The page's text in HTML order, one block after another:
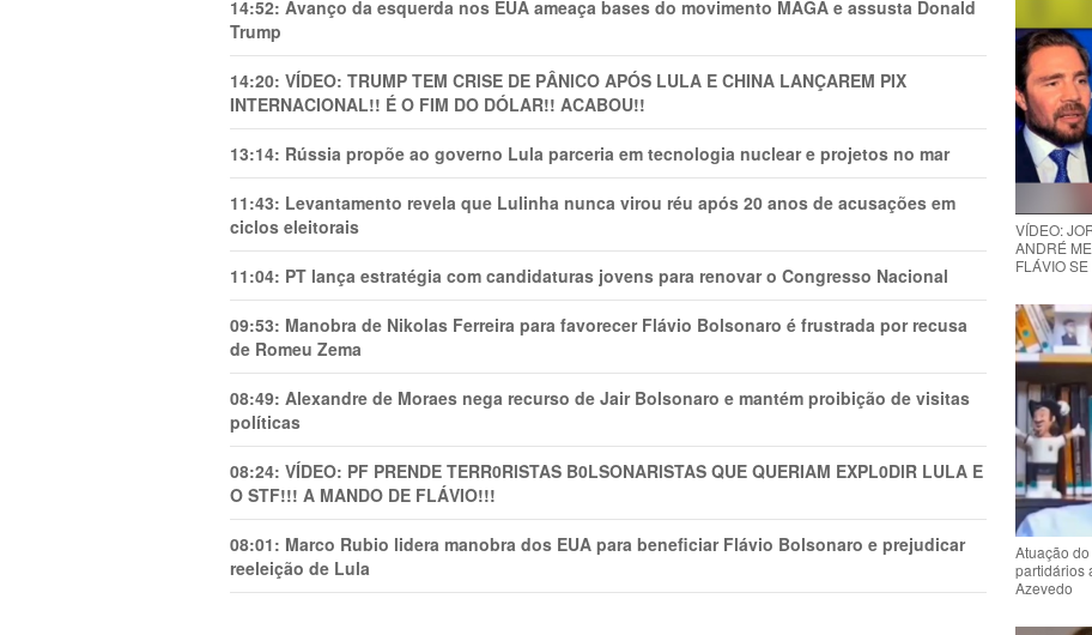
14:52: Avanço da esquerda nos EUA ameaça bases do movimento MAGA e assusta Donald
Trump
14:20: VÍDEO: TRUMP TEM CRlSE DE PÂNlCO APÓS LULA E CHINA LANÇAREM PIX
INTERNACIONAL!! É O FIM DO DÓLAR!! ACABOU!!
13:14: Rússia propõe ao governo Lula parceria em tecnologia nuclear e projetos no mar
11:43: Levantamento revela que Lulinha nunca virou réu após 20 anos de acusações em
ciclos eleitorais
11:04: PT lança estratégia com candidaturas jovens para renovar o Congresso Nacional
09:53: Manobra de Nikolas Ferreira para favorecer Flávio Bolsonaro é frustrada por recusa
de Romeu Zema
08:49: Alexandre de Moraes nega recurso de Jair Bolsonaro e mantém proibição de visitas
políticas
08:24: VÍDEO: PF PRENDE TERR0RlSTAS B0LSONARlSTAS QUE QUERIAM EXPL0DlR LULA E
O STF!!! A MANDO DE FLÁVIO!!!
08:01: Marco Rubio lidera manobra dos EUA para beneficiar Flávio Bolsonaro e prejudicar
reeleição de Lula
VÍDEO:
ANDRÉ
FLÁVIO
Atuação
partidários
Azevedo